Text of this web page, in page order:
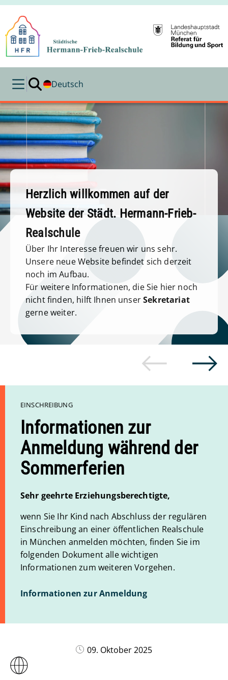
Deutsch
Herzlich willkommen auf der
Website der Städt. Hermann-Frieb-
Realschule
Über Ihr Interesse freuen wir uns sehr.
Unsere neue Website befindet sich derzeit
noch im Aufbau.
Für weitere Informationen, die Sie hier noch
nicht finden, hilft Ihnen unserSekretariat
gerne weiter.
EINSCHREIBUNG
Informationen zur
Anmeldung während der
Sommerferien
Sehr geehrte Erziehungsberechtigte,
wenn Sie Ihr Kind nach Abschluss der regulären
Einschreibung an einer öffentlichen Realschule
in München anmelden möchten, finden Sie im
folgenden Dokument alle wichtigen
Informationen zum weiteren Vorgehen.
Informationen zur Anmeldung
09. Oktober 2025